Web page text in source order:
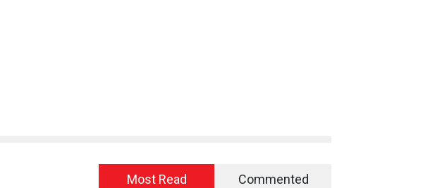
Most Read Commented